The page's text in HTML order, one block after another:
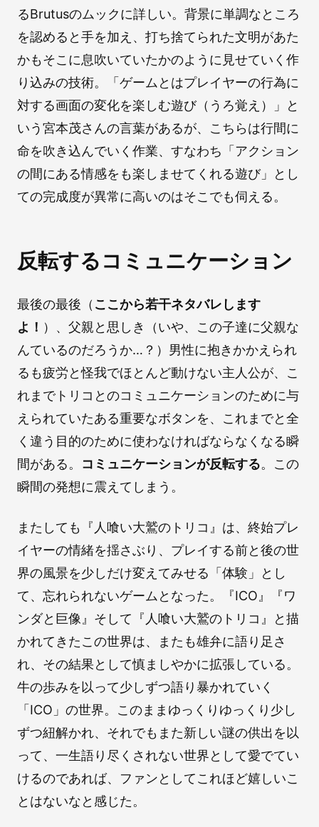
るBrutusのムックに詳しい。背景に単調なところ
を認めると手を加え、打ち捨てられた文明があた
かもそこに息吹いていたかのように見せていく作
り込みの技術。「ゲームとはプレイヤーの行為に
対する画面の変化を楽しむ遊び（うろ覚え）」と
いう宮本茂さんの言葉があるが、こちらは行間に
命を吹き込んでいく作業、すなわち「アクション
の間にある情感をも楽しませてくれる遊び」とし
ての完成度が異常に高いのはそこでも伺える。
反転するコミュニケーション
最後の最後（ ここから若干ネタバレします
よ！ ）、父親と思しき（いや、この子達に父親な
んているのだろうか…？）男性に抱きかかえられ
るも疲労と怪我でほとんど動けない主人公が、こ
れまでトリコとのコミュニケーションのために与
えられていたある重要なボタンを、これまでと全
く違う目的のために使わなければならなくなる瞬
間がある。 コミュニケーションが反転する。この
瞬間の発想に震えてしまう。
またしても『人喰い大鷲のトリコ』は、終始プレ
イヤーの情緒を揺さぶり、プレイする前と後の世
界の風景を少しだけ変えてみせる「体験」とし
て、忘れられないゲームとなった。『ICO』『ワ
ンダと巨像』そして『人喰い大鷲のトリコ』と描
かれてきたこの世界は、またも雄弁に語り足さ
れ、その結果として慎ましやかに拡張している。
牛の歩みを以って少しずつ語り暴かれていく
「ICO」の世界。このままゆっくりゆっくり少し
ずつ紐解かれ、それでもまた新しい謎の供出を以
って、一生語り尽くされない世界として愛でてい
けるのであれば、ファンとしてこれほど嬉しいこ
とはないなと感じた。